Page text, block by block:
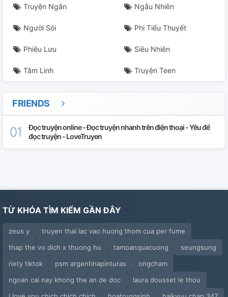
Truyện Ngắn Ngẫu Nhiên
Người Sói Phi Tiểu Thuyết
Phiêu Lưu Siêu Nhiên
Tâm Linh Truyện Teen
FRIENDS
Đọc truyện online - Đọc truyện nhanh trên điện thoại - Yêu để
đọc truyện - LoveTruyen
TỪ KHÓA TÌM KIẾM GẦN ĐÂY
zeus y
truyen thai lac vao huong thom cua per fume
thap the vo dich x thuong hu
tamoanquacuong
seungsung
riety tiktok
psm argentinapinturas
ongcham
ngoan cai nay khong the an de doc
laura dousset le thou